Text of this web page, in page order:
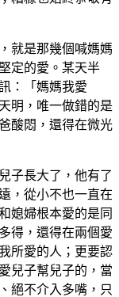
就是那幾個喊媽媽
定的愛。某天半
：「媽媽我愛
明，唯一做錯的是
酸悶，還得在微光
子長大了，他有了
，從小不也一直在
媳婦根本愛的是同
得，還得在兩個愛
所愛的人；更要認
兒子幫兒子的，當
絕不介入多嘴，只